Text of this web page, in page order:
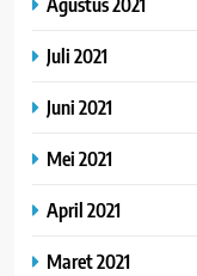
Juli 2021
Juni 2021
Mei 2021
April 2021
Maret 2021